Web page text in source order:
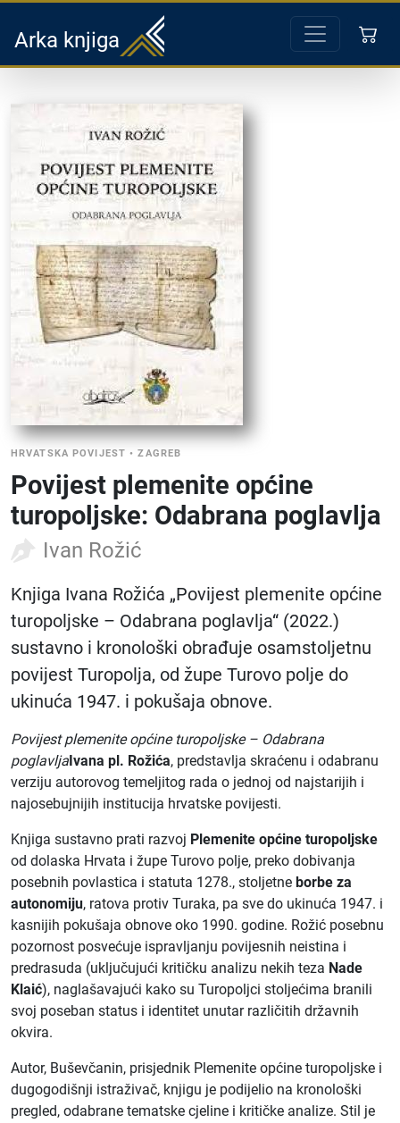
Arka knjiga
HRVATSKA POVIJEST •ZAGREB
Povijest plemenite općine
turopoljske: Odabrana poglavlja
Ivan Rožić
Knjiga Ivana Rožića „Povijest plemenite općine
turopoljske – Odabrana poglavlja“ (2022.)
sustavno i kronološki obrađuje osamstoljetnu
povijest Turopolja, od župe Turovo polje do
ukinuća 1947. i pokušaja obnove.
Povijest plemenite općine turopoljske – Odabrana
poglavljaIvana pl. Rožića, predstavlja skraćenu i odabranu
verziju autorovog temeljitog rada o jednoj od najstarijih i
najosebujnijih institucija hrvatske povijesti.
Knjiga sustavno prati razvoj Plemenite općine turopoljske
od dolaska Hrvata i župe Turovo polje, preko dobivanja
posebnih povlastica i statuta 1278., stoljetne borbe za
autonomiju, ratova protiv Turaka, pa sve do ukinuća 1947. i
kasnijih pokušaja obnove oko 1990. godine. Rožić posebnu
pozornost posvećuje ispravljanju povijesnih neistina i
predrasuda (uključujući kritičku analizu nekih teza Nade
Klaić), naglašavajući kako su Turopoljci stoljećima branili
svoj poseban status i identitet unutar različitih državnih
okvira.
Autor, Buševčanin, prisjednik Plemenite općine turopoljske i
dugogodišnji istraživač, knjigu je podijelio na kronološki
pregled, odabrane tematske cjeline i kritičke analize. Stil je